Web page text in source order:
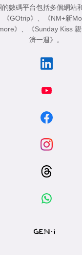
的數碼平台包括多個網站
《GOtrip》 、 《NM+新
》 、 《Sunday Kiss 親
濟一週》 。